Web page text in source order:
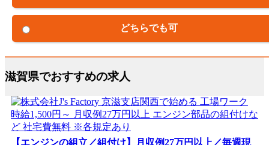
どちらでも可
滋賀県でおすすめの求人
【エンジンの組立／組付け】月収例27万円以上／毎週現